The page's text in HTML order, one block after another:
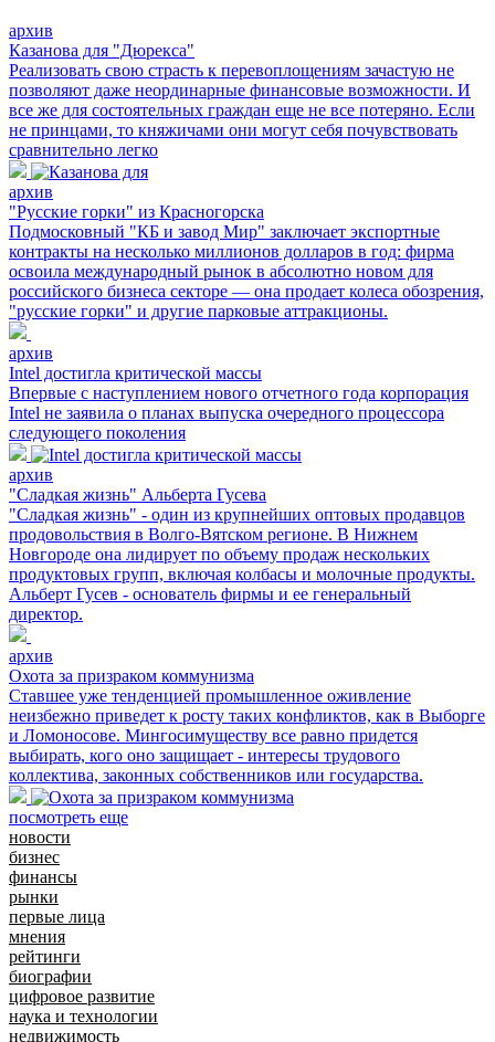
архив
Казанова для "Дюрекса"
Реализовать свою страсть к перевоплощениям зачастую не
позволяют даже неординарные финансовые возможности. И
все же для состоятельных граждан еще не все потеряно. Если
не принцами, то княжичами они могут себя почувствовать
сравнительно легко
архив
"Русские горки" из Красногорска
Подмосковный "КБ и завод Мир" заключает экспортные
контракты на несколько миллионов долларов в год: фирма
освоила международный рынок в абсолютно новом для
российского бизнеса секторе — она продает колеса обозрения,
"русские горки" и другие парковые аттракционы.
архив
Intel достигла критической массы
Впервые с наступлением нового отчетного года корпорация
Intel не заявила о планах выпуска очередного процессора
следующего поколения
архив
"Сладкая жизнь" Альберта Гусева
"Сладкая жизнь" - один из крупнейших оптовых продавцов
продовольствия в Волго-Вятском регионе. В Нижнем
Новгороде она лидирует по объему продаж нескольких
продуктовых групп, включая колбасы и молочные продукты.
Альберт Гусев - основатель фирмы и ее генеральный
директор.
архив
Охота за призраком коммунизма
Ставшее уже тенденцией промышленное оживление
неизбежно приведет к росту таких конфликтов, как в Выборге
и Ломоносове. Мингосимуществу все равно придется
выбирать, кого оно защищает - интересы трудового
коллектива, законных собственников или государства.
посмотреть еще
новости
бизнес
финансы
рынки
первые лица
мнения
рейтинги
биографии
цифровое развитие
наука и технологии
недвижимость